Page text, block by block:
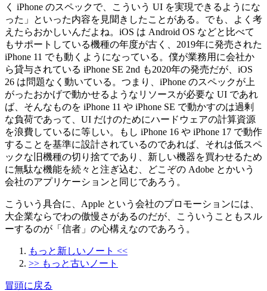
く iPhone のスペックで、こういう UI を実現できるようにな
った」といった内容を見聞きしたことがある。でも、よく考
えたらおかしいんだよね。iOS は Android OS などと比べて
もサポートしている機種の年度が古く、2019年に発売された
iPhone 11 でも動くようになっている。僕が業務用に会社か
ら貸与されている iPhone SE 2nd も2020年の発売だが、iOS
26 は問題なく動いている。つまり、iPhone のスペックが上
がったおかげで動かせるようなリソースが必要な UI であれ
ば、そんなものを iPhone 11 や iPhone SE で動かすのは過剰
な負荷であって、UI だけのためにハードウェアの計算資源
を浪費しているに等しい。もし iPhone 16 や iPhone 17 で動作
することを基準に設計されているのであれば、それは低スペ
ックな旧機種の切り捨てであり、新しい機器を買わせるため
に無駄な機能を続々と注ぎ込む、どこぞの Adobe とかいう
会社のアプリケーションと同じであろう。
こういう具合に、Apple という会社のプロモーションには、
大企業ならでわの傲慢さがあるのだが、こういうこともスル
ーするのが「信者」の心構えなのであろう。
もっと新しいノート <<
>> もっと古いノート
冒頭に戻る